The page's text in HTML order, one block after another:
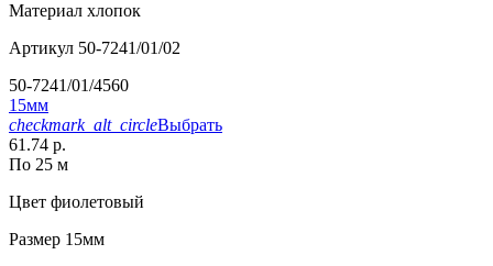
Материал хлопок
Артикул 50-7241/01/02
50-7241/01/4560
15мм
checkmark_alt_circleВыбрать
61.74 р.
По 25 м
Цвет фиолетовый
Размер 15мм